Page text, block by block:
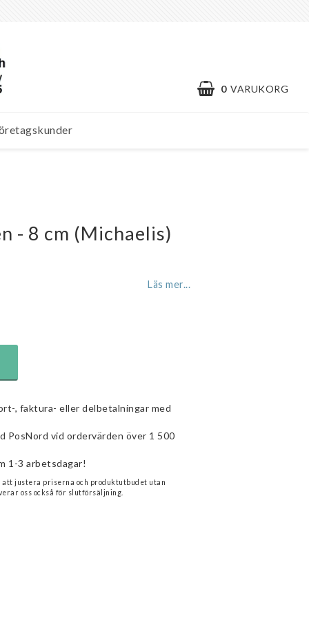
0 VARUKORG
- 8 cm (Michaelis)
Läs mer...
, faktura- eller delbetalningar med
PosNord vid ordervärden över 1 500
1-3 arbetsdagar!
justera priserna och produktutbudet utan
oss också för slutförsäljning.